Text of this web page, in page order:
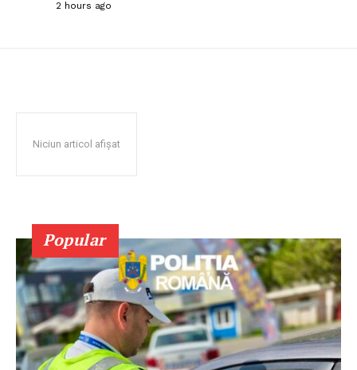
2 hours ago
Niciun articol afișat
Popular